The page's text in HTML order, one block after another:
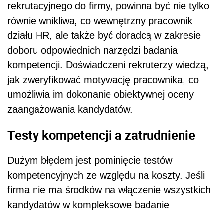
rekrutacyjnego do firmy, powinna być nie tylko
równie wnikliwa, co wewnętrzny pracownik
działu HR, ale także być doradcą w zakresie
doboru odpowiednich narzędzi badania
kompetencji. Doświadczeni rekruterzy wiedzą,
jak zweryfikować motywację pracownika, co
umożliwia im dokonanie obiektywnej oceny
zaangażowania kandydatów.
Testy kompetencji a zatrudnienie
Dużym błędem jest pominięcie testów
kompetencyjnych ze względu na koszty. Jeśli
firma nie ma środków na włączenie wszystkich
kandydatów w kompleksowe badanie